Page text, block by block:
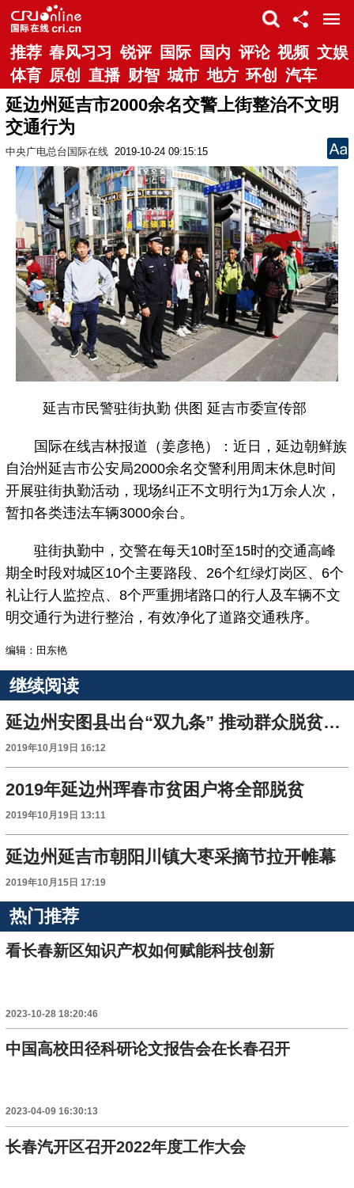
推荐 春风习习 锐评 国际 国内 评论 视频 文娱
体育 原创 直播 财智 城市 地方 环创 汽车
延边州延吉市2000余名交警上街整治不文明
交通行为
中央广电总台国际在线 2019-10-24 09:15:15
延吉市民警驻街执勤 供图 延吉市委宣传部
国际在线吉林报道（姜彦艳）：近日，延边朝鲜族
自治州延吉市公安局2000余名交警利用周末休息时间
开展驻街执勤活动，现场纠正不文明行为1万余人次，
暂扣各类违法车辆3000余台。
驻街执勤中，交警在每天10时至15时的交通高峰
期全时段对城区10个主要路段、26个红绿灯岗区、6个
礼让行人监控点、8个严重拥堵路口的行人及车辆不文
明交通行为进行整治，有效净化了道路交通秩序。
编辑：田东艳
继续阅读
延边州安图县出台“双九条” 推动群众脱贫致富
2019年10月19日 16:12
2019年延边州珲春市贫困户将全部脱贫
2019年10月19日 13:11
延边州延吉市朝阳川镇大枣采摘节拉开帷幕
2019年10月15日 17:19
热门推荐
看长春新区知识产权如何赋能科技创新
2023-10-28 18:20:46
中国高校田径科研论文报告会在长春召开
2023-04-09 16:30:13
长春汽开区召开2022年度工作大会